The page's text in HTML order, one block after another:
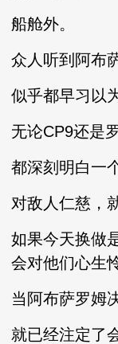
船舱外。
众人听到阿布
似乎都早习以
无论CP9还是
都深刻明白一
对敌人仁慈，
如果今天换做
会对他们心生
当阿布萨罗姆
就已经注定了